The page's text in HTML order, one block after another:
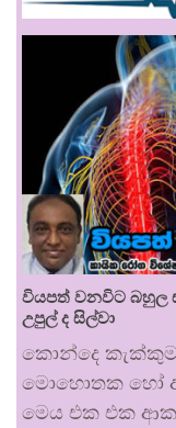
වියපත් වනවිට බහුල
උපුල් ද සිල්වා
කොන්දෙ
මොහොතක හෝ
මෙය එක එක